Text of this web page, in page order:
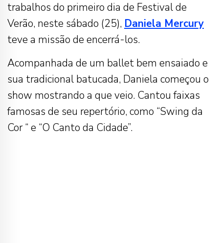
trabalhos do primeiro dia de Festival de
Verão, neste sábado (25), Daniela Mercury
teve a missão de encerrá-los.
Acompanhada de um ballet bem ensaiado e
sua tradicional batucada, Daniela começou o
show mostrando a que veio. Cantou faixas
famosas de seu repertório, como “Swing da
Cor “ e “O Canto da Cidade”.